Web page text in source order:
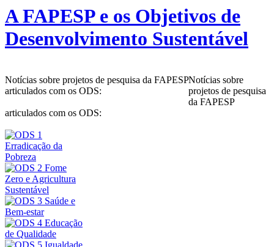
A FAPESP e os Objetivos de
Desenvolvimento Sustentável
Notícias sobre projetos de pesquisa da FAPESP
articulados com os ODS:
Notícias sobre
projetos de pesquisa
da FAPESP
articulados com os ODS: